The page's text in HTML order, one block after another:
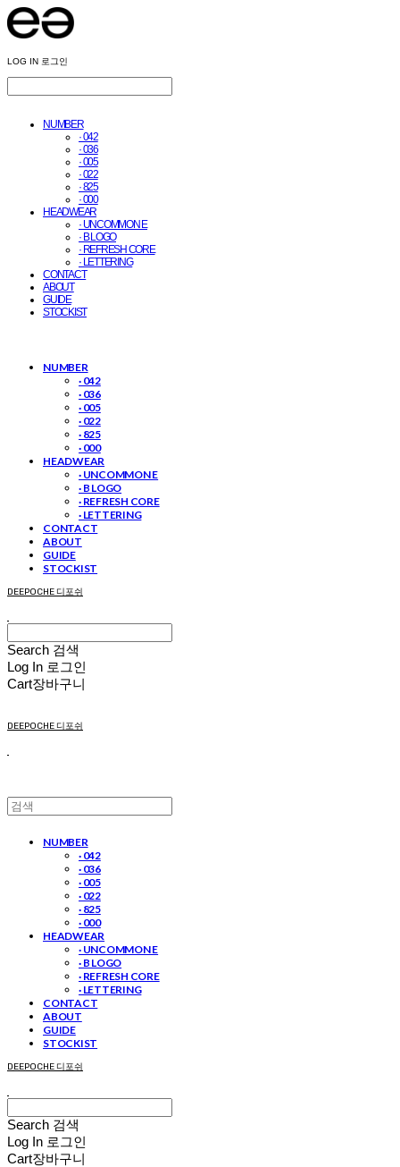
LOG IN 로그인
NUMBER
· 042
· 036
· 005
· 022
· 825
· 000
HEADWEAR
· UNCOMMON E
· B LOGO
· REFRESH CORE
· LETTERING
CONTACT
ABOUT
GUIDE
STOCKIST
NUMBER
· 042
· 036
· 005
· 022
· 825
· 000
HEADWEAR
· UNCOMMON E
· B LOGO
· REFRESH CORE
· LETTERING
CONTACT
ABOUT
GUIDE
STOCKIST
DEEPOCHE 디포쉬
Search 검색
Log In 로그인
Cart장바구니
DEEPOCHE 디포쉬
NUMBER
· 042
· 036
· 005
· 022
· 825
· 000
HEADWEAR
· UNCOMMON E
· B LOGO
· REFRESH CORE
· LETTERING
CONTACT
ABOUT
GUIDE
STOCKIST
DEEPOCHE 디포쉬
Search 검색
Log In 로그인
Cart장바구니